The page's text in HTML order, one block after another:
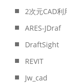
2次元CAD利
ARES-JDraf
DraftSight
REVIT
Jw_cad